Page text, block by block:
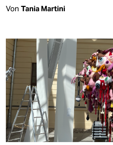
Von Tania Martini